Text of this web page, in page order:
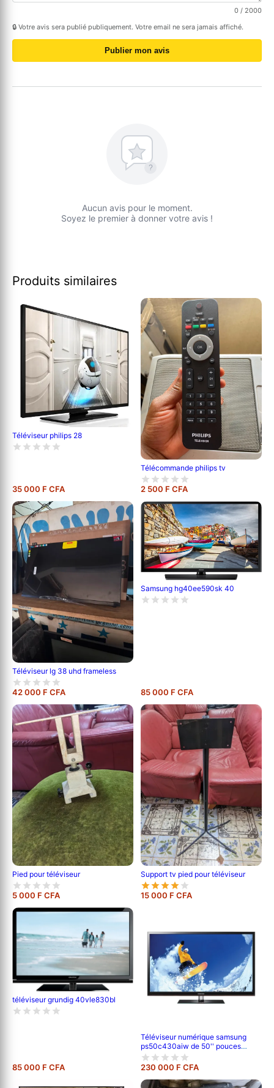
0 / 2000
🔒 Votre avis sera publié publiquement. Votre email ne sera jamais affiché.
Publier mon avis
?
Aucun avis pour le moment.
Soyez le premier à donner votre avis !
Produits similaires
Téléviseur philips 28
35 000 F CFA
Télécommande philips tv
2 500 F CFA
Téléviseur lg 38 uhd frameless
42 000 F CFA
Samsung hg40ee590sk 40
85 000 F CFA
Pied pour téléviseur
5 000 F CFA
Support tv pied pour téléviseur
15 000 F CFA
téléviseur grundig 40vle830bl
85 000 F CFA
Téléviseur numérique samsung
ps50c430aiw de 50'' pouces
;120cm de longueur ,full hd (1080p)
-garantie 6 mois
230 000 F CFA